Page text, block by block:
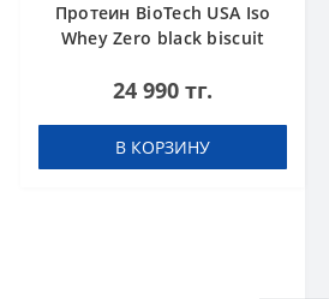
Протеин BioTech USA Iso
Whey Zero black biscuit
24 990 тг.
В КОРЗИНУ